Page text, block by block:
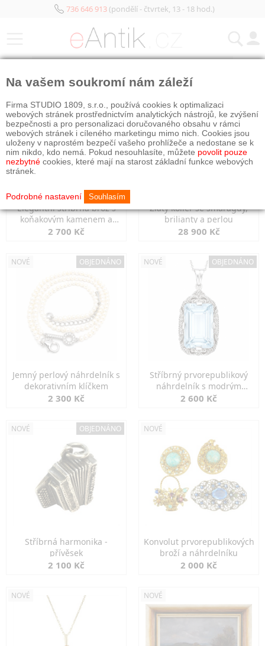
736 646 913(pondělí - čtvrtek, 13 - 18 hod.)
Elegantní stříbrná brož s
koňakovým kamenem a
markazity
2 700 Kč
Zlatý kolier se smaragdy,
brilianty a perlou
28 900 Kč
NOVÉ OBJEDNÁNO
Jemný perlový náhrdelník s
dekorativním klíčkem
2 300 Kč
NOVÉ OBJEDNÁNO
Stříbrný prvorepublikový
náhrdelník s modrým
spinelem
2 600 Kč
NOVÉ OBJEDNÁNO
Stříbrná harmonika -
přívěsek
2 100 Kč
NOVÉ
Konvolut prvorepublikových
broží a náhrdelníku
2 000 Kč
NOVÉ NOVÉ
Na vašem soukromí nám záleží
Firma STUDIO 1809, s.r.o., používá cookies k optimalizaci
webových stránek prostřednictvím analytických nástrojů, ke zvýšení
bezpečnosti a pro personalizaci doručovaného obsahu v rámci
webových stránek i cíleného marketingu mimo nich. Cookies jsou
uloženy v naprostém bezpečí vašeho prohlížeče a nedostane se k
nim nikdo, kdo nemá. Pokud nesouhlasíte, můžete povolit pouze
nezbytné cookies, které mají na starost základní funkce webových
stránek.
Podrobné nastavení Souhlasím